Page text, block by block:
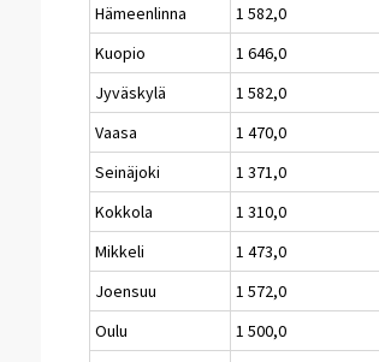
Hämeenlinna
1 582,0
Kuopio
1 646,0
Jyväskylä
1 582,0
Vaasa
1 470,0
Seinäjoki
1 371,0
Kokkola
1 310,0
Mikkeli
1 473,0
Joensuu
1 572,0
Oulu
1 500,0